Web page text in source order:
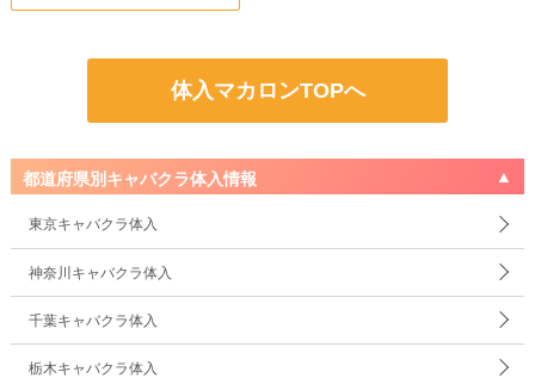
体入マカロンTOPへ
都道府県別キャバクラ体入情報
東京キャバクラ体入
神奈川キャバクラ体入
千葉キャバクラ体入
栃木キャバクラ体入